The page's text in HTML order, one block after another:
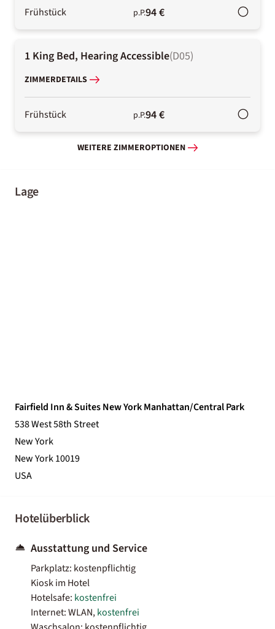
Frühstück p.P.94 €
1 King Bed, Hearing Accessible(D05)
ZIMMERDETAILS
Frühstück p.P.94 €
WEITERE ZIMMEROPTIONEN
Lage
Fairfield Inn & Suites New York Manhattan/Central Park
538 West 58th Street
New York
New York 10019
USA
Hotelüberblick
Ausstattung und Service
Parkplatz: kostenpflichtig
Kiosk im Hotel
Hotelsafe: kostenfrei
Internet: WLAN,kostenfrei